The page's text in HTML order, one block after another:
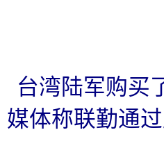
台湾陆军购买
媒体称联勤通